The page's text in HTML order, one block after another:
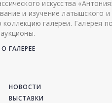
искусства
и изучение латышского
коллекцию галереи. Галерея
ГАЛЕРЕЕ
НОВОСТИ
ВЫСТАВКИ